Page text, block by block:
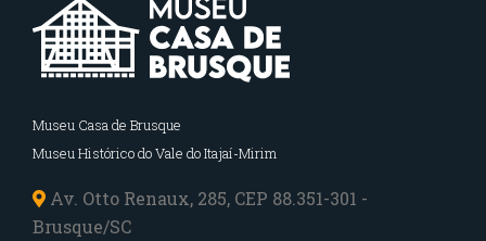
Museu Casa de Brusque
Museu Histórico do Vale do Itajaí-Mirim
Av. Otto Renaux, 285, CEP 88.351-301 -
Brusque/SC